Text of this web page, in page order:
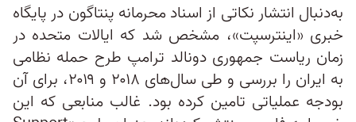
به‌دنبال انتشار نکاتی از اسناد محرمانه پنتاگون در پایگاه
خبری «اینترسپت»، مشخص شد که ایالات متحده در
زمان ریاست جمهوری دونالد ترامپ طرح حمله نظامی
به ایران را بررسی و طی سال‌های ۲۰۱۸ و ۲۰۱۹، برای آن
بودجه عملیاتی تامین کرده بود. غالب منابعی که این